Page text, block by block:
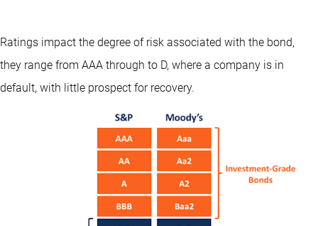
Ratings impact the degree of risk associated with the bond,
they range from AAA through to D, where a company is in
default, with little prospect for recovery.